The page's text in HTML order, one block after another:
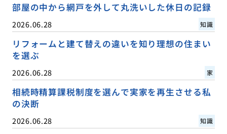
部屋の中から網戸を外して丸洗いした休日の記録
2026.06.28 知識
リフォームと建て替えの違いを知り理想の住まい
を選ぶ
2026.06.28 家
相続時精算課税制度を選んで実家を再生させる私
の決断
2026.06.28 知識